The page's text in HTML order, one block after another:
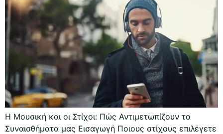
Η Μουσική και οι Στίχοι: Πώς Αντιμετωπίζουν τα
Συναισθήματα μας Εισαγωγή Ποιους στίχους επιλέγετε